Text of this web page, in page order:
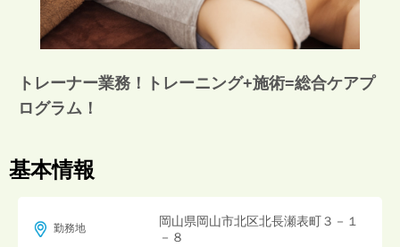
トレーナー業務！トレーニング+施術=総合ケアプ
ログラム！
基本情報
勤務地
岡山県岡山市北区北長瀬表町３－１
－８